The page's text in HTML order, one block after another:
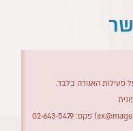
פעילות האגודה בלבד.
פקס: 02-643-5479